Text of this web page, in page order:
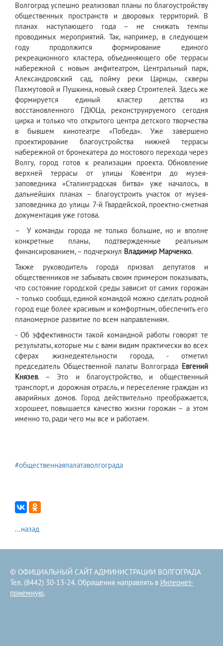
Волгоград успешно реализовал планы по благоустройству
общественных пространств и дворовых территорий. В
планах наступающего года – не снижать темпы
проводимых мероприятий. Так, например, в следующем
году продолжится формирование единого
рекреационного кластера, объединяющего обе террасы
набережной с новым амфитеатром, Центральный парк,
Александровский сад, пойму реки Царицы, скверы
Пахмутовой и Пушкина, новый сквер Строителей. Здесь же
формируется единый кластер детства из
восстановленного ГДЮЦа, реконструируемого сегодня
цирка и только что открытого центра детского творчества
в бывшем кинотеатре «Победа». Уже завершено
проектирование благоустройства нижней террасы
набережной от бронекатера до мостового перехода через
Волгу, город готов к реализации проекта. Обновление
верхней террасы от улицы Ковентри до музея-
заповедника «Сталинградская битва» уже началось, в
дальнейших планах – благоустроить участок от музея-
заповедника до улицы 7-й Гвардейской, проектно-сметная
документация уже готова.
– У команды города не только большие, но и вполне
конкретные планы, подтвержденные реальным
финансированием, – подчеркнул Владимир Марченко.
Также руководитель города призвал депутатов и
общественников не забывать своим примером показывать,
что состояние городской среды зависит от самих горожан
– только сообща, единой командой можно сделать родной
город еще более красивым и комфортным, обеспечить его
планомерное развитие по всем направлениям.
- Об эффективности такой командной работы говорят те
результаты, которые мы с вами видим практически во всех
сферах жизнедеятельности города, - отметил
председатель Общественной палаты Волгограда Евгений
Князев. – Это и благоустройство, и общественный
транспорт, и дорожная отрасль, и переселение граждан из
аварийных домов. Город действительно преображается,
хорошеет, повышается качество жизни горожан – а этом
именно то, ради чего мы все и работаем.
#общественнаяпалатаволгограда
...назад
© ОФИЦИАЛЬНЫЙ САЙТ АДМИНИСТРАЦИИ ВОЛГОГРАДА
Тел. (8442) 30-13-24. Обращения направлять в Интернет-
приемную.